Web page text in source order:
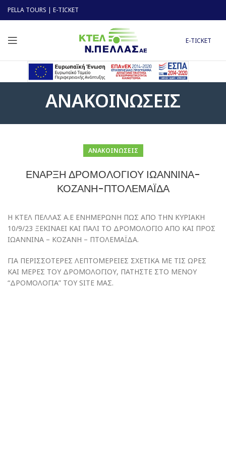
PELLA TOURS | E-TICKET
E-TICKET
ΑΝΑΚΟΙΝΩΣΕΙΣ
ΑΝΑΚΟΙΝΩΣΕΙΣ
ΕΝΑΡΞΗ ΔΡΟΜΟΛΟΓΙΟΥ ΙΩΑΝΝΙΝΑ-
ΚΟΖΑΝΗ-ΠΤΟΛΕΜΑΪΔΑ
Η ΚΤΕΛ ΠΕΛΛΑΣ Α.Ε ΕΝΗΜΕΡΩΝΗ ΠΩΣ ΑΠΟ ΤΗΝ ΚΥΡΙΑΚΗ
10/9/23 ΞΕΚΙΝΑΕΙ ΚΑΙ ΠΑΛΙ ΤΟ ΔΡΟΜΟΛΟΓΙΟ ΑΠΟ ΚΑΙ ΠΡΟΣ
ΙΩΑΝΝΙΝΑ – ΚΟΖΑΝΗ – ΠΤΟΛΕΜΑΪΔΑ.
ΓΙΑ ΠΕΡΙΣΣΟΤΕΡΕΣ ΛΕΠΤΟΜΕΡΕΙΕΣ ΣΧΕΤΙΚΑ ΜΕ ΤΙΣ ΩΡΕΣ
ΚΑΙ ΜΕΡΕΣ ΤΟΥ ΔΡΟΜΟΛΟΓΙΟΥ, ΠΑΤΗΣΤΕ ΣΤΟ ΜΕΝΟΥ
“ΔΡΟΜΟΛΟΓΙΑ” ΤΟΥ SITE ΜΑΣ.